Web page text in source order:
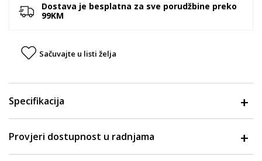
Dostava je besplatna za sve porudžbine preko
99KM
Sačuvajte u listi želja
Specifikacija
Provjeri dostupnost u radnjama